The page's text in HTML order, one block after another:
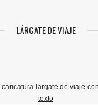
LÁRGATE DE VIAJE